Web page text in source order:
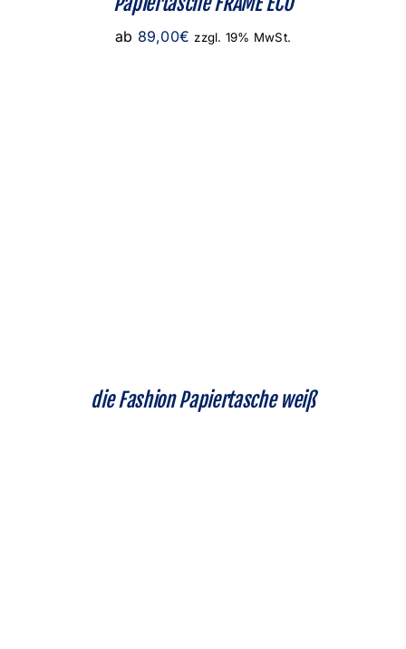
ab 89,00€ zzgl. 19% MwSt.
die Fashion Papiertasche weiß